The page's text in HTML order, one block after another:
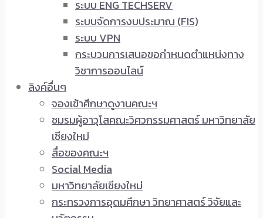
ระบบ ENG TECHSERV
ระบบจัดการงบประมาณ (FIS)
ระบบ VPN
กระบวนการเสนอขอกำหนดตำแหน่งทาง
วิชาการออนไลน์
ลิงค์อื่นๆ
จองเข้าศึกษาดูงานคณะฯ
ชมรมผู้อาวุโสคณะวิศวกรรมศาสตร์ มหาวิทยาลัย
เชียงใหม่
สื่อของคณะฯ
Social Media
มหาวิทยาลัยเชียงใหม่
กระทรวงการอุดมศึกษา วิทยาศาสตร์ วิจัยและ